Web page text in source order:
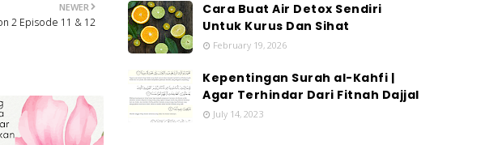
NEWER
2 Episode 11 & 12
Cara Buat Air Detox Sendiri
Untuk Kurus Dan Sihat
February 19, 2026
Kepentingan Surah al-Kahfi |
Agar Terhindar Dari Fitnah Dajjal
July 14, 2023